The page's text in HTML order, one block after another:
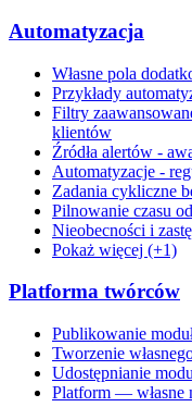
Automatyzacja
Własne pola
Przykłady
Filtry
klientów
Źródła alertów -
Automatyzacje -
Zadania cykliczne
Pilnowanie czasu
Nieobecności i
Pokaż więcej (+1)
Platforma twórców
Publikowanie
Tworzenie
Udostępnianie
Platform — własne